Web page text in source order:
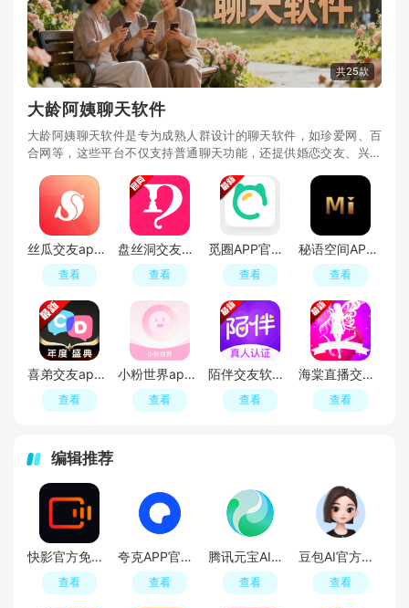
共25款
大龄阿姨聊天软件
大龄阿姨聊天软件是专为成熟人群设计的聊天软件，如珍爱网、百
合网等，这些平台不仅支持普通聊天功能，还提供婚恋交友、兴趣
丝瓜交友app官方手机版
查看
盘丝洞交友软件手机版
查看
觅圈APP官方手机版
查看
秘语空间APP官方手机免费版
查看
喜弟交友app最新版本
查看
小粉世界app官方最新版
查看
陌伴交友软件升级版
查看
海棠直播交友官方最新版本
查看
编辑推荐
快影官方免费最新版
查看
夸克APP官方正版最新版本
查看
腾讯元宝AI软件
查看
豆包AI官方最新版
查看